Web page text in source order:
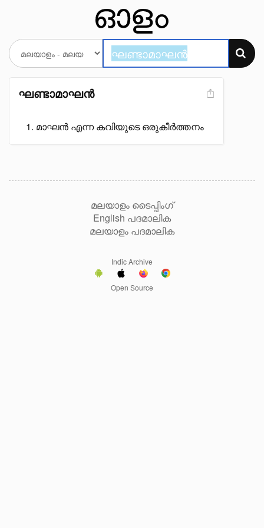
ഘണ്ടാമാഘൻ
മാഘൻ എന്ന കവിയുടെ ഒരുകീർത്തനം
മലയാളം ടൈപ്പിംഗ്
English പദമാലിക
മലയാളം പദമാലിക
Indic Archive
Open Source